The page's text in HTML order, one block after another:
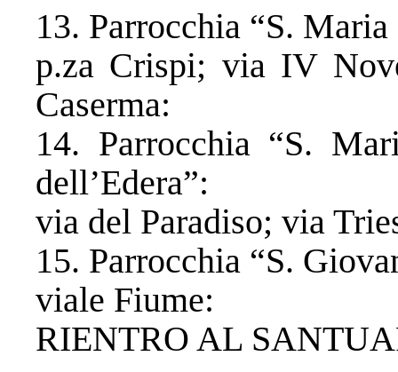
13. Parrocchia “S.
​p.za Crispi; via IV
Caserma:
​14. Parrocchia “S.
dell’Edera”:
​via del Paradiso; via
​15. Parrocchia “S.
​​viale Fiume:
RIENTRO AL